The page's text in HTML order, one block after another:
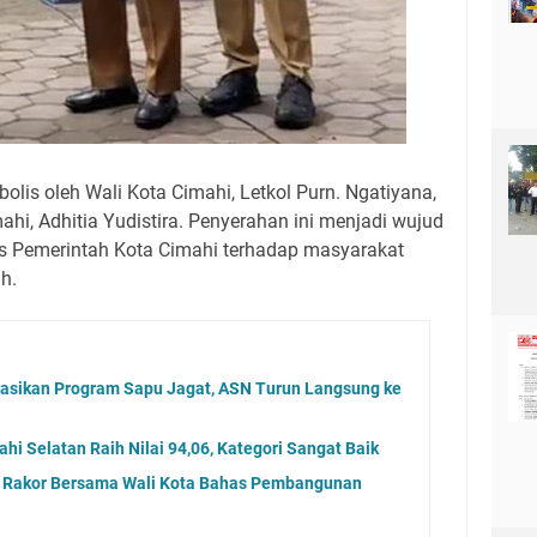
oleh Wali Kota Cimahi, Letkol Purn. Ngatiyana,
Adhitia Yudistira. Penyerahan ini menjadi wujud
Pemerintah Kota Cimahi terhadap masyarakat
Program Sapu Jagat, ASN Turun Langsung ke
Selatan Raih Nilai 94,06, Kategori Sangat Baik
Bersama Wali Kota Bahas Pembangunan